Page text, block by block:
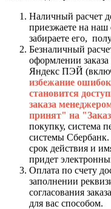
Наличный расчет
приезжаете на наш
забираете его,
Безналичный
оформлении
Яндекс ПЭЙ
избежание ошибок
становится
заказа
принят" на
покупку, система
системы
срок действия и
придет
Оплата по счету
заполнении
согласования
для вас способом.